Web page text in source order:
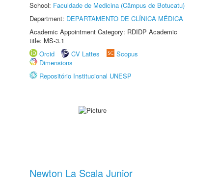
School: Faculdade de Medicina (Câmpus de Botucatu)
Department: DEPARTAMENTO DE CLÍNICA MÉDICA
Academic Appointment Category: RDIDP Academic
title: MS-3.1
Orcid
CV Lattes
Scopus
Dimensions
Repositório Institucional UNESP
Newton La Scala Junior